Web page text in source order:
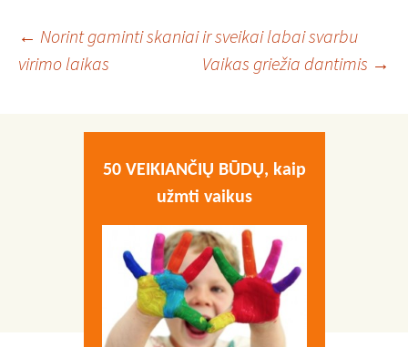
Įrašo
← Norint gaminti skaniai ir sveikai labai svarbu
virimo laikas
Vaikas griežia dantimis →
50 VEIKIANČIŲ BŪDŲ, kaip
užmti vaikus